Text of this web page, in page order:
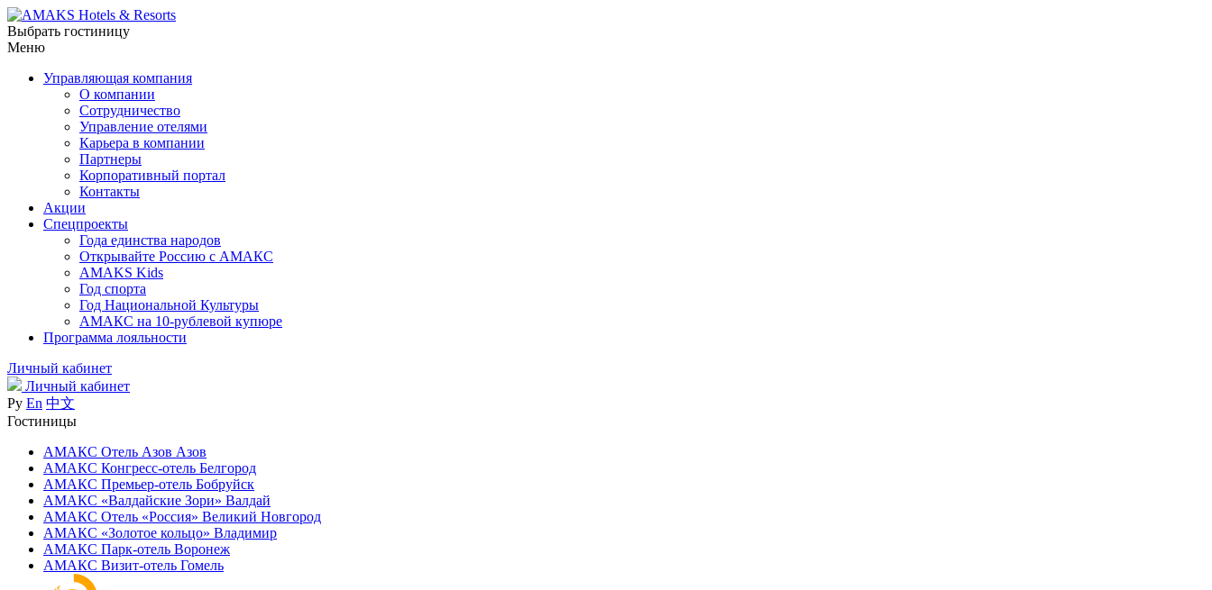
Выбрать гостиницу
Меню
Управляющая компания
О компании
Сотрудничество
Управление отелями
Карьера в компании
Партнеры
Корпоративный портал
Контакты
Акции
Спецпроекты
Года единства народов
Открывайте Россию с АМАКС
AMAKS Kids
Год спорта
Год Национальной Культуры
АМАКС на 10-рублевой купюре
Программа лояльности
Личный кабинет
Личный кабинет
Ру En 中文
Гостиницы
АМАКС Отель ‎Азов Азов
АМАКС Конгресс-отель Белгород
АМАКС Премьер-отель Бобруйск
АМАКС «‎Валдайские Зори» Валдай
АМАКС Отель «‎Россия» Великий Новгород
АМАКС «‎Золотое кольцо» Владимир
АМАКС Парк-отель Воронеж
АМАКС Визит-отель Гомель